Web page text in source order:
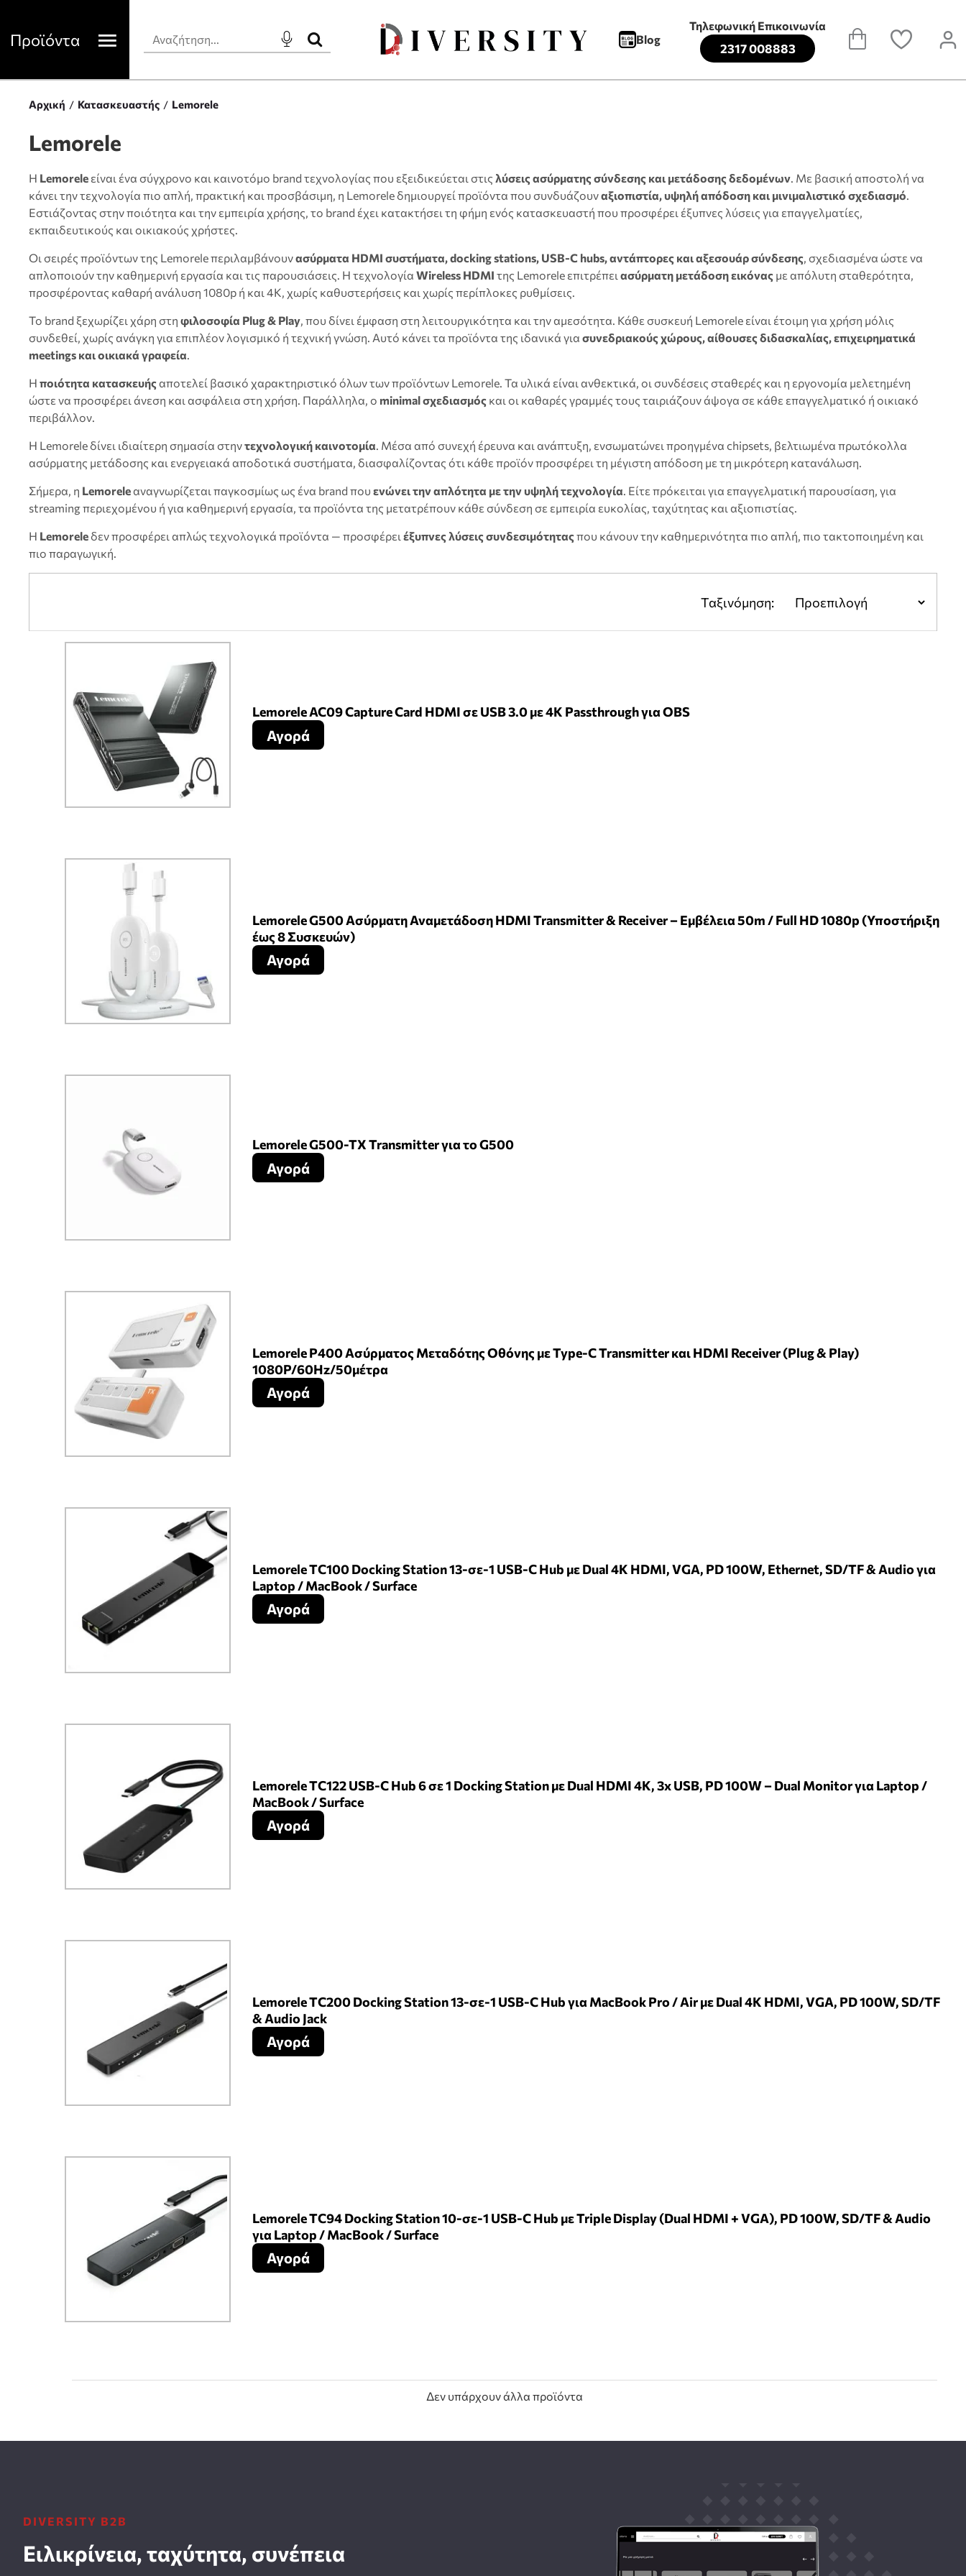
Προϊόντα Blog
Τηλεφωνική Επικοινωνία
2317 008883
Αρχική Κατασκευαστής Lemorele
Lemorele
Η Lemorele είναι ένα σύγχρονο και καινοτόμο brand τεχνολογίας που εξειδικεύεται στις λύσεις ασύρματης σύνδεσης και μετάδοσης δεδομένων. Με βασική αποστολή να
κάνει την τεχνολογία πιο απλή, πρακτική και προσβάσιμη, η Lemorele δημιουργεί προϊόντα που συνδυάζουναξιοπιστία, υψηλή απόδοση και μινιμαλιστικό σχεδιασμό.
Εστιάζοντας στην ποιότητα και την εμπειρία χρήσης, το brand έχει κατακτήσει τη φήμη ενός κατασκευαστή που προσφέρει έξυπνες λύσεις για επαγγελματίες,
εκπαιδευτικούς και οικιακούς χρήστες.
Οι σειρές προϊόντων της Lemorele περιλαμβάνουνασύρματα HDMI συστήματα, docking stations, USB-C hubs, αντάπτορες και αξεσουάρ σύνδεσης, σχεδιασμένα ώστε να
απλοποιούν την καθημερινή εργασία και τις παρουσιάσεις. Η τεχνολογία Wireless HDMI της Lemorele επιτρέπει ασύρματη μετάδοση εικόνας με απόλυτη σταθερότητα,
προσφέροντας καθαρή ανάλυση 1080p ή και 4K, χωρίς καθυστερήσεις και χωρίς περίπλοκες ρυθμίσεις.
Το brand ξεχωρίζει χάρη στη φιλοσοφία Plug & Play, που δίνει έμφαση στη λειτουργικότητα και την αμεσότητα. Κάθε συσκευή Lemorele είναι έτοιμη για χρήση μόλις
συνδεθεί, χωρίς ανάγκη για επιπλέον λογισμικό ή τεχνική γνώση. Αυτό κάνει τα προϊόντα της ιδανικά για συνεδριακούς χώρους, αίθουσες διδασκαλίας, επιχειρηματικά
meetings και οικιακά γραφεία.
Η ποιότητα κατασκευής αποτελεί βασικό χαρακτηριστικό όλων των προϊόντων Lemorele. Τα υλικά είναι ανθεκτικά, οι συνδέσεις σταθερές και η εργονομία μελετημένη
ώστε να προσφέρει άνεση και ασφάλεια στη χρήση. Παράλληλα, ο minimal σχεδιασμός και οι καθαρές γραμμές τους ταιριάζουν άψογα σε κάθε επαγγελματικό ή οικιακό
περιβάλλον.
Η Lemorele δίνει ιδιαίτερη σημασία στηντεχνολογική καινοτομία. Μέσα από συνεχή έρευνα και ανάπτυξη, ενσωματώνει προηγμένα chipsets, βελτιωμένα πρωτόκολλα
ασύρματης μετάδοσης και ενεργειακά αποδοτικά συστήματα, διασφαλίζοντας ότι κάθε προϊόν προσφέρει τη μέγιστη απόδοση με τη μικρότερη κατανάλωση.
Σήμερα, η Lemoreleαναγνωρίζεται παγκοσμίως ως ένα brand που ενώνει την απλότητα με την υψηλή τεχνολογία. Είτε πρόκειται για επαγγελματική παρουσίαση, για
streaming περιεχομένου ή για καθημερινή εργασία, τα προϊόντα της μετατρέπουν κάθε σύνδεση σε εμπειρία ευκολίας, ταχύτητας και αξιοπιστίας.
Η Lemoreleδεν προσφέρει απλώς τεχνολογικά προϊόντα — προσφέρει έξυπνες λύσεις συνδεσιμότητας που κάνουν την καθημερινότητα πιο απλή, πιο τακτοποιημένη και
πιο παραγωγική.
Ταξινόμηση:
Lemorele AC09 Capture Card HDMI σε USB 3.0 με 4K Passthrough για OBS
Αγορά
Lemorele G500 Ασύρματη Αναμετάδοση HDMI Transmitter & Receiver – Εμβέλεια 50m / Full HD 1080p (Υποστήριξη
έως 8 Συσκευών)
Αγορά
Lemorele G500-TX Transmitter για το G500
Αγορά
Lemorele P400 Ασύρματος Μεταδότης Οθόνης με Type-C Transmitter και HDMI Receiver (Plug & Play)
1080P/60Hz/50μέτρα
Αγορά
Lemorele TC100 Docking Station 13-σε-1 USB-C Hub με Dual 4K HDMI, VGA, PD 100W, Ethernet, SD/TF & Audio για
Laptop / MacBook / Surface
Αγορά
Lemorele TC122 USB-C Hub 6 σε 1 Docking Station με Dual HDMI 4K, 3x USB, PD 100W – Dual Monitor για Laptop /
MacBook / Surface
Αγορά
Lemorele TC200 Docking Station 13-σε-1 USB-C Hub για MacBook Pro / Air με Dual 4K HDMI, VGA, PD 100W, SD/TF
& Audio Jack
Αγορά
Lemorele TC94 Docking Station 10-σε-1 USB-C Hub με Triple Display (Dual HDMI + VGA), PD 100W, SD/TF & Audio
για Laptop / MacBook / Surface
Αγορά
Δεν υπάρχουν άλλα προϊόντα
DIVERSITY B2B
Ειλικρίνεια, ταχύτητα, συνέπεια